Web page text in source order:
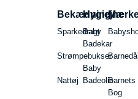
Bekædning
Sparkedragt
Strømpebukser
Nattøj
Hygiejne
Baby
Badekar
Baby
BadeolieBarnets
Bog